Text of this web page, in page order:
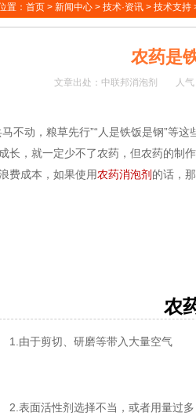
置： 首页 > 新闻中心 > 技术·资讯 > 技术支持
农药是
文章出处：中联邦消泡剂 人气
马不动，粮草先行”“人是铁饭是钢”等
长，就一定少不了农药，但农药的制
费成本，如果使用农药消泡剂 的话，
农
由于剪切、研磨等带入大量空气
表面活性剂选择不当，或者用量过多